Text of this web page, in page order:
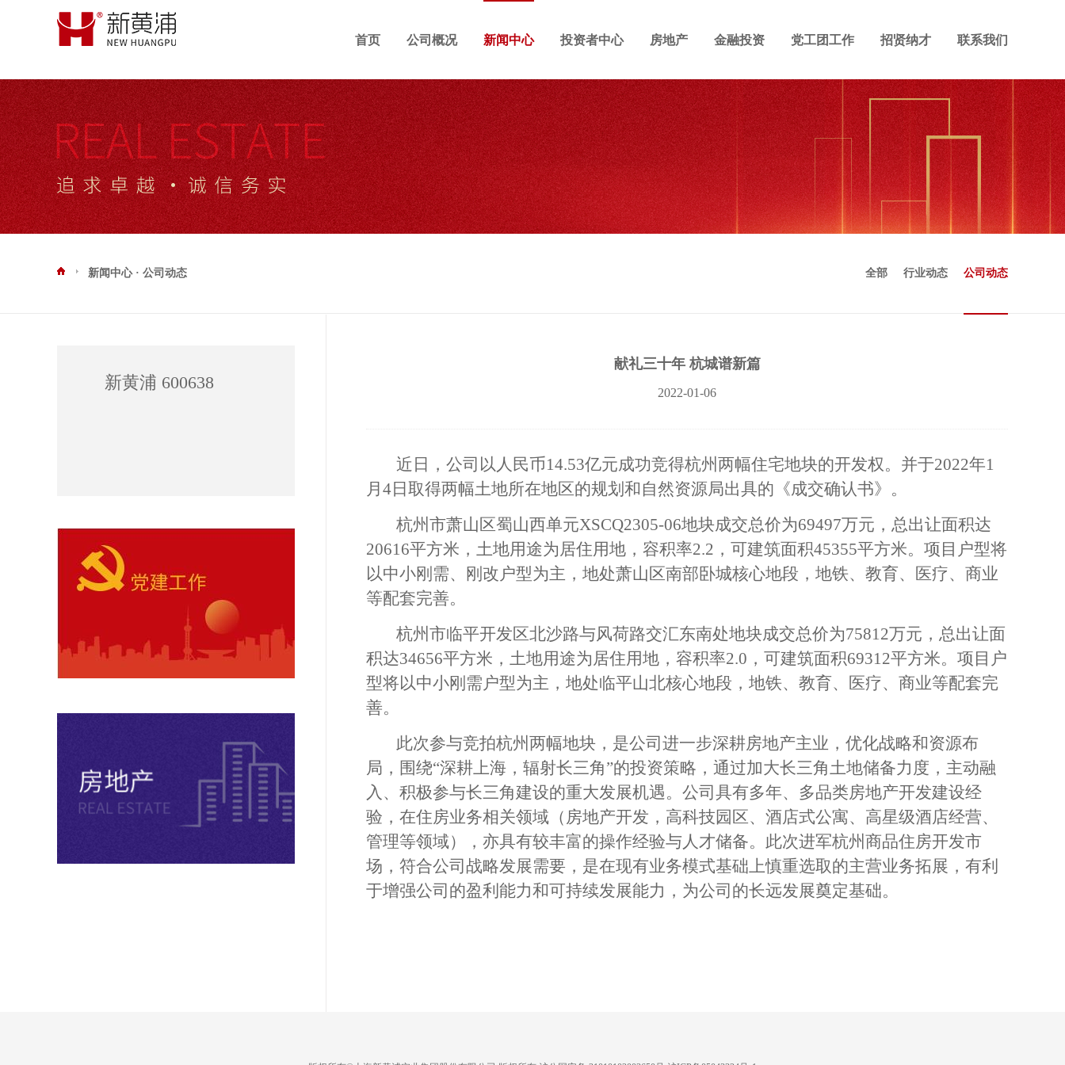
首页 公司概况 新闻中心 投资者中心 房地产 金融投资 党工团工作 招贤纳才 联系我们
新闻中心 · 公司动态 全部 行业动态 公司动态
新黄浦 600638
献礼三十年 杭城谱新篇
2022-01-06
近日，公司以人民币14.53亿元成功竞得杭州两幅住宅地块的开发权。并于2022年1
月4日取得两幅土地所在地区的规划和自然资源局出具的《成交确认书》。
杭州市萧山区蜀山西单元XSCQ2305-06地块成交总价为69497万元，总出让面积达
20616平方米，土地用途为居住用地，容积率2.2，可建筑面积45355平方米。项目户型将
以中小刚需、刚改户型为主，地处萧山区南部卧城核心地段，地铁、教育、医疗、商业
等配套完善。
杭州市临平开发区北沙路与风荷路交汇东南处地块成交总价为75812万元，总出让面
积达34656平方米，土地用途为居住用地，容积率2.0，可建筑面积69312平方米。项目户
型将以中小刚需户型为主，地处临平山北核心地段，地铁、教育、医疗、商业等配套完
善。
此次参与竞拍杭州两幅地块，是公司进一步深耕房地产主业，优化战略和资源布
局，围绕“深耕上海，辐射长三角”的投资策略，通过加大长三角土地储备力度，主动融
入、积极参与长三角建设的重大发展机遇。公司具有多年、多品类房地产开发建设经
验，在住房业务相关领域（房地产开发，高科技园区、酒店式公寓、高星级酒店经营、
管理等领域），亦具有较丰富的操作经验与人才储备。此次进军杭州商品住房开发市
场，符合公司战略发展需要，是在现有业务模式基础上慎重选取的主营业务拓展，有利
于增强公司的盈利能力和可持续发展能力，为公司的长远发展奠定基础。